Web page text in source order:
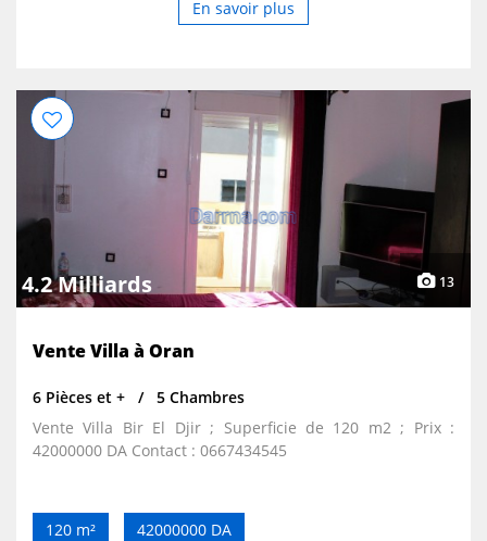
En savoir plus
4.2 Milliards 13
Vente Villa à Oran
6 Pièces et +
5 Chambres
Vente Villa Bir El Djir ; Superficie de 120 m2 ; Prix :
42000000 DA Contact : 0667434545
120 m² 42000000 DA